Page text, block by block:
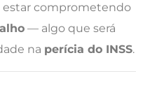
estar comprometendo
— algo que será
na perícia do INSS.